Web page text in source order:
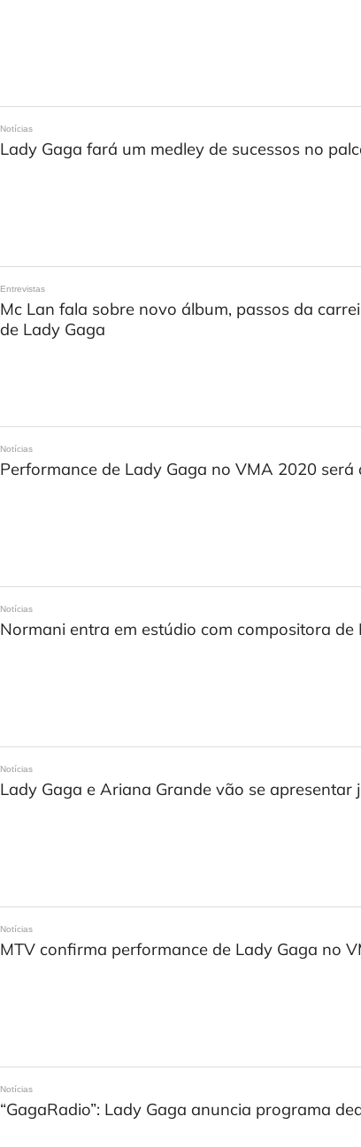
Notícias
Lady Gaga fará um medley de sucessos no
Entrevistas
Mc Lan fala sobre novo álbum, passos da
de Lady Gaga
Notícias
Performance de Lady Gaga no VMA 2020 será
Notícias
Normani entra em estúdio com compositora de
Notícias
Lady Gaga e Ariana Grande vão se apresentar
Notícias
MTV confirma performance de Lady Gaga no
Notícias
“GagaRadio”: Lady Gaga anuncia programa